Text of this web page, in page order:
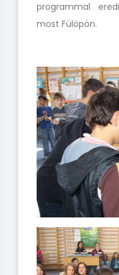
programmal
most Fülöpön.